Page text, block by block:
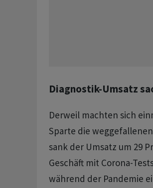
Diagnostik-Umsatz
Derweil machten sich
Sparte die
sank der Umsatz um 29
Geschäft mit Corona-
während der Pandemie